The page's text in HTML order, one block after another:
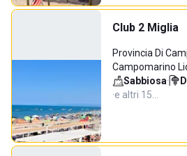
Club 2 Miglia
Provincia Di
Campomarino
Sabbiosa·
·e altri 15…